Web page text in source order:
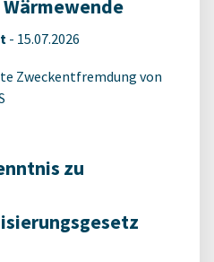
- 15.07.2026
Zweckentfremdung von
zu